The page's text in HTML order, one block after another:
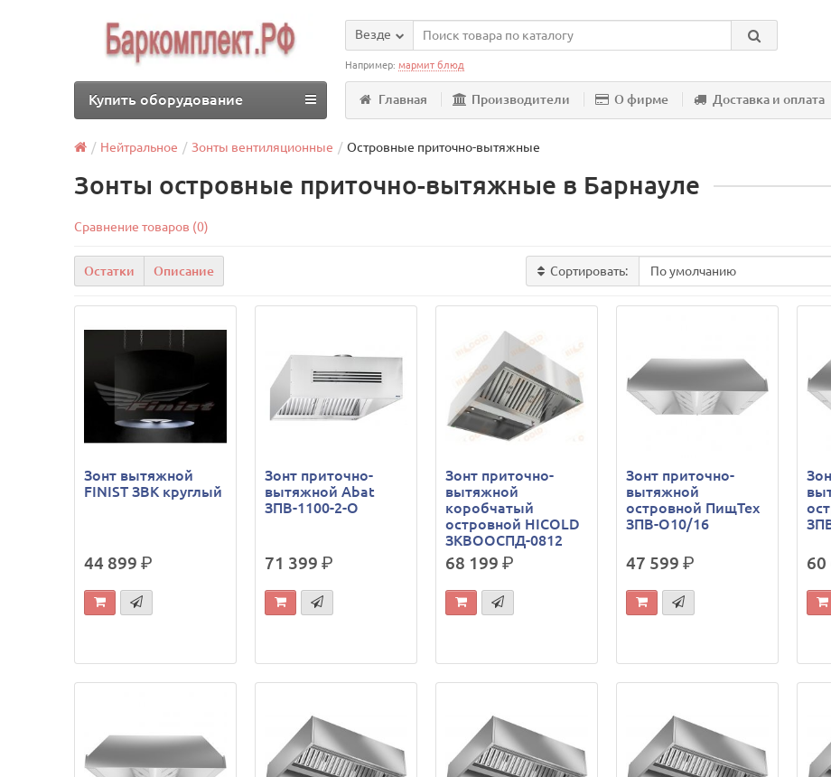
Везде
Например:мармит блюд
Главная Производители О фирме Доставка и оплата
Купить оборудование
Нейтральное Зонты вентиляционные Островные приточно-вытяжные
Зонты островные приточно-вытяжные в Барнауле
Сравнение товаров (0)
Остатки Описание Сортировать:
Зонт вытяжной
FINIST ЗВК круглый
44 899р.
Зонт приточно-
вытяжной Abat
ЗПВ-1100-2-О
71 399р.
Зонт приточно-
вытяжной
коробчатый
островной HICOLD
ЗКВООСПД-0812
68 199р.
Зонт приточно-
вытяжной
островной ПищТех
ЗПВ-О10/16
47 599 р. 60